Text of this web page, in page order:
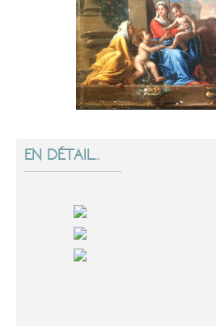
EN DÉTAIL..